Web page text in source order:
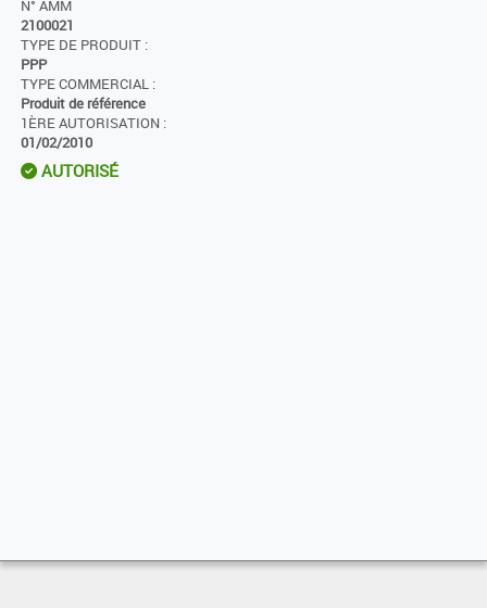
N° AMM
2100021
TYPE DE PRODUIT :
PPP
TYPE COMMERCIAL :
Produit de référence
1ÈRE AUTORISATION :
01/02/2010
AUTORISÉ